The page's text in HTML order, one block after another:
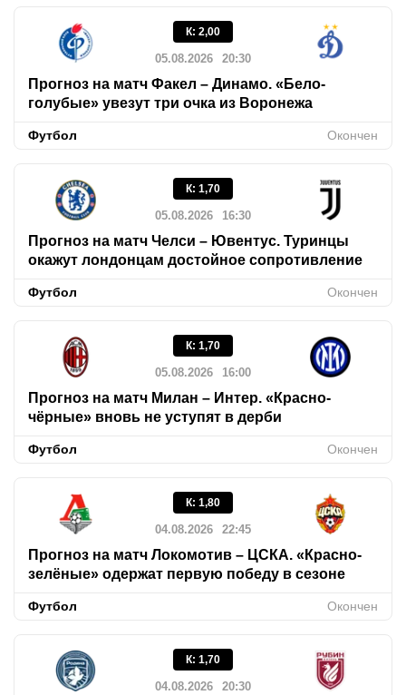
К: 2,00
05.08.2026 20:30
Прогноз на матч Факел – Динамо. «Бело-
голубые» увезут три очка из Воронежа
Футбол Окончен
К: 1,70
05.08.2026 16:30
Прогноз на матч Челси – Ювентус. Туринцы
окажут лондонцам достойное сопротивление
Футбол Окончен
К: 1,70
05.08.2026 16:00
Прогноз на матч Милан – Интер. «Красно-
чёрные» вновь не уступят в дерби
Футбол Окончен
К: 1,80
04.08.2026 22:45
Прогноз на матч Локомотив – ЦСКА. «Красно-
зелёные» одержат первую победу в сезоне
Футбол Окончен
К: 1,70
04.08.2026 20:30